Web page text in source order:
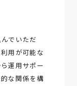
でいただ
用が可能な
運用サポー
な関係を構